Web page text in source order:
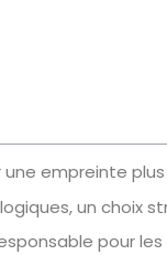
une empreinte
un choix
pour les